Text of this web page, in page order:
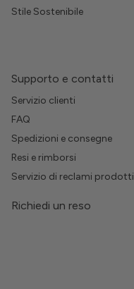
Stile Sostenibile
Supporto e contatti
Servizio clienti
FAQ
Spedizioni e consegne
Resi e rimborsi
Servizio di reclami prodotti
Richiedi un reso